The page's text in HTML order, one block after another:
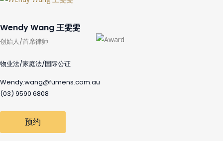
Wendy Wang 王雯雯
创始人/首席律师
物业法/家庭法/国际公证
Wendy.wang@fumens.com.au
(03) 9590 6808
预约